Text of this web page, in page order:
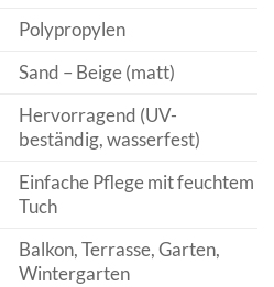
Polypropylen
Sand – Beige (matt)
Hervorragend (UV-
beständig, wasserfest)
Einfache Pflege mit feuchtem
Tuch
Balkon, Terrasse, Garten,
Wintergarten